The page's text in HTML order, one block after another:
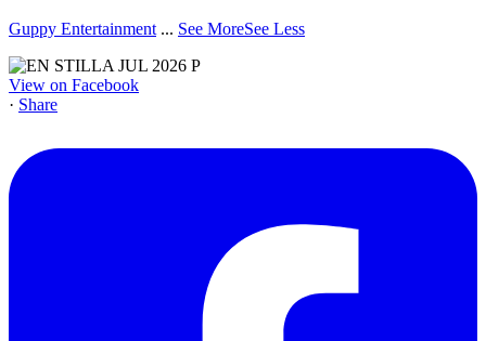
Guppy Entertainment ... See MoreSee Less
View on Facebook
· Share